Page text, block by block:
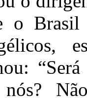
o
nós?